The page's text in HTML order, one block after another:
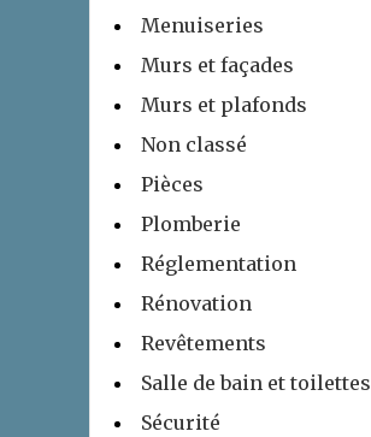
Menuiseries
Murs et façades
Murs et plafonds
Non classé
Pièces
Plomberie
Réglementation
Rénovation
Revêtements
Salle de bain et toilettes
Sécurité